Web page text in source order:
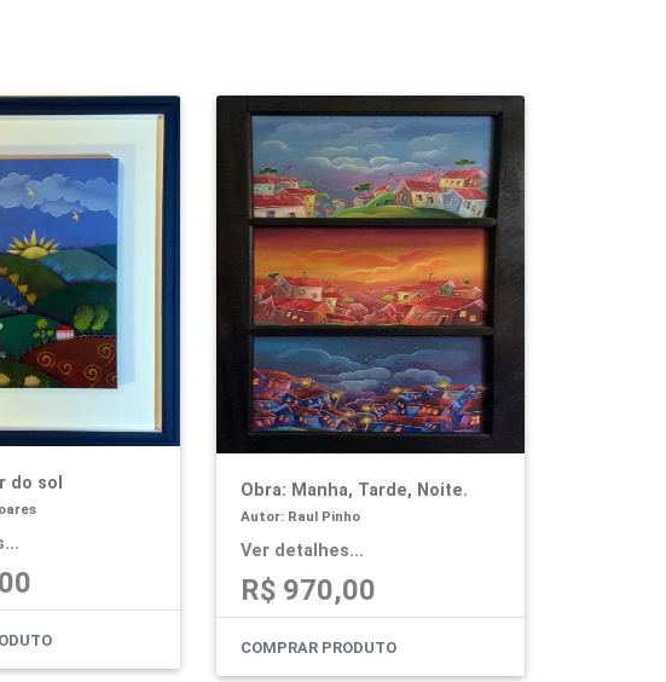
do sol Obra: Manha, Tarde, Noite.
Autor: Raul Pinho
Ver detalhes...
R$ 970,00
COMPRAR PRODUTO